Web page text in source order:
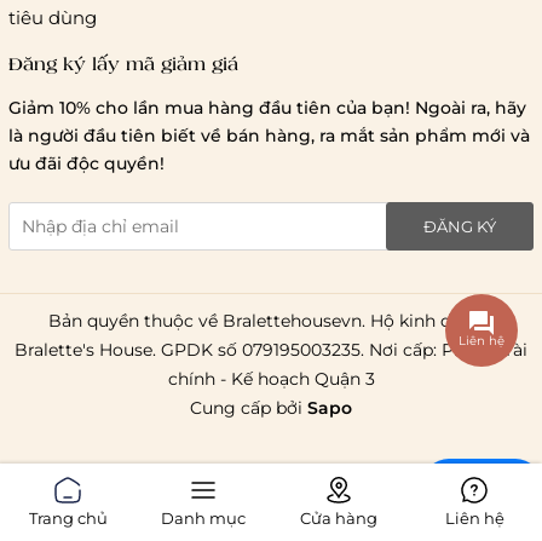
Lưu ý chung về chính sách vận chuyển
1 triệu đồng
giao hàng trong ngày
giao hàng tiêu chuẩn
miễn phí ship
toàn quốc.
tiêu dùng
Đăng ký lấy mã giảm giá
Giảm 10% cho lần mua hàng đầu tiên của bạn! Ngoài ra, hãy
là người đầu tiên biết về bán hàng, ra mắt sản phẩm mới và
ưu đãi độc quyền!
ĐĂNG KÝ
Bản quyền thuộc về Bralettehousevn. Hộ kinh doanh
Bralette's House. GPDK số 079195003235. Nơi cấp: Phòng Tài
chính - Kế hoạch Quận 3
Cung cấp bởi Sapo
Trang chủ Danh mục Cửa hàng Liên hệ
Liên hệ
Chat